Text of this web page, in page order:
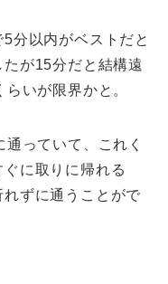
分以内がベストだと
が15分だと結構遠
いが限界かと。
っていて、これく
に取りに帰れる
ずに通うことがで